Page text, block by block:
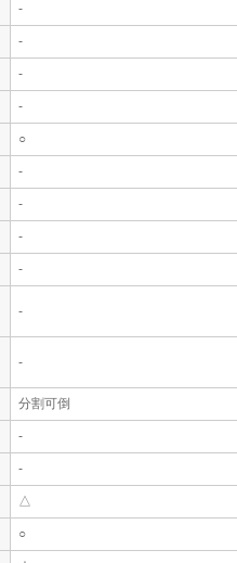
-
-
-
-
○
-
-
-
-
-
-
分割可倒
-
-
△
○